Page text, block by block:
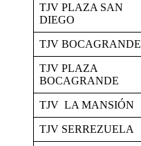
TJV PLAZA SAN
DIEGO
TJV BOCAGRANDE
TJV PLAZA
BOCAGRANDE
TJV LA MANSIÓN
TJV SERREZUELA